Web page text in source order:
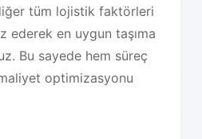
tüm lojistik faktörleri
ederek en uygun taşıma
Bu sayede hem süreç
optimizasyonu